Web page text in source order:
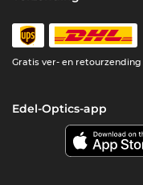
Gratis ver- en retourzending
Edel-Optics-app